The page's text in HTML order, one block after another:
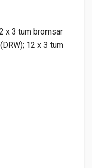
x 3 tum bromsar
12 x 3 tum